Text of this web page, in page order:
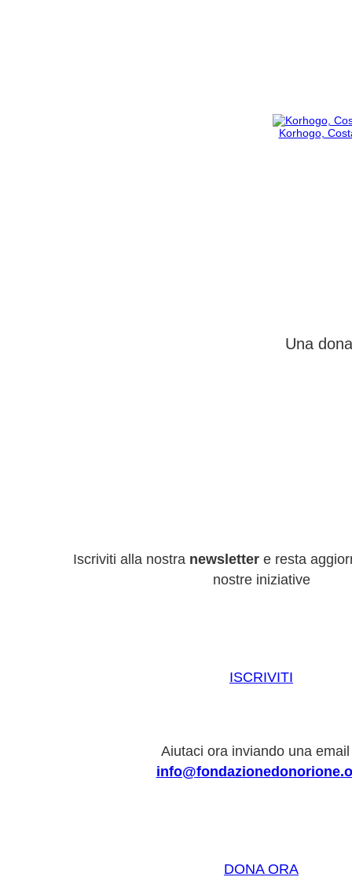
Korhogo,
Una
Iscriviti alla nostra newslettere resta
nostre iniziative
ISCRIVITI
Aiutaci ora inviando una
DONA ORA